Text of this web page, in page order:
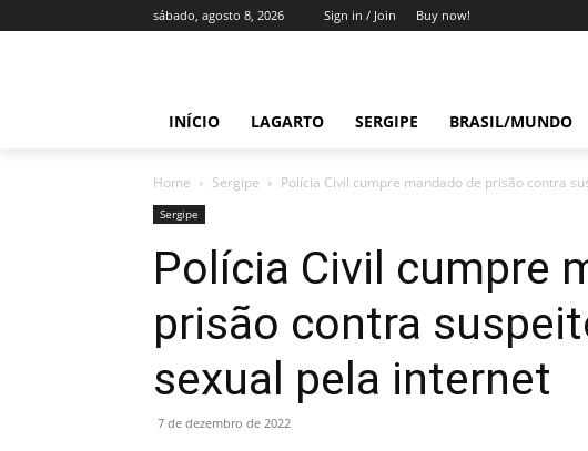
sábado, agosto 8, 2026 Sign in / Join Buy now!
INÍCIO LAGARTO SERGIPE BRASIL/MUNDO
Home Sergipe Polícia Civil cumpre mandado de prisão contra
Sergipe
Polícia Civil cumpre
prisão contra
sexual pela internet
7 de dezembro de 2022